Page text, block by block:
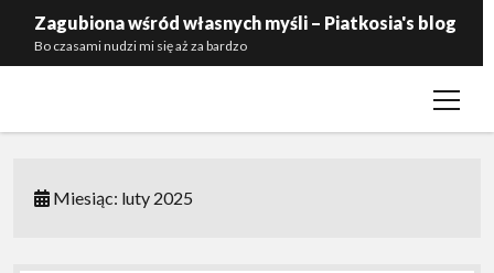
Zagubiona wśród własnych myśli – Piatkosia's blog
Bo czasami nudzi mi się aż za bardzo
open
Zaproś mnie do siebie
Miesiąc: luty 2025